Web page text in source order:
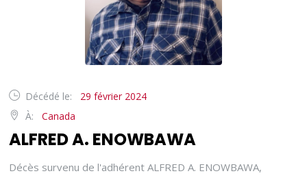
Décédé le:
29 février 2024
À:
Canada
ALFRED A. ENOWBAWA
Décès survenu de l'adhérent ALFRED A. ENOWBAWA,